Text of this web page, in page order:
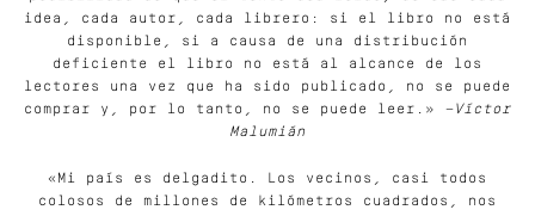
idea, cada autor, cada librero: si el libro no está
disponible, si a causa de una distribución
deficiente el libro no está al alcance de los
lectores una vez que ha sido publicado, no se puede
comprar y, por lo tanto, no se puede leer.» —Víctor
Malumián
«Mi país es delgadito. Los vecinos, casi todos
colosos de millones de kilómetros cuadrados, nos